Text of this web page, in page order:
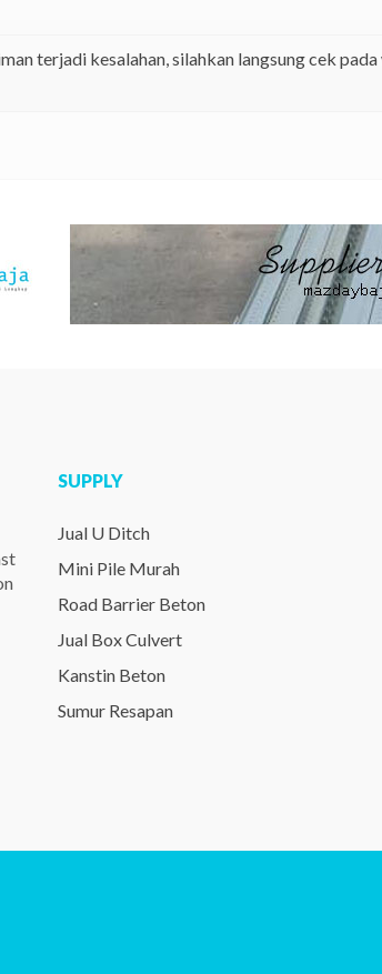
terjadi kesalahan, silahkan langsung cek
SUPPLY
Jual U Ditch
Mini Pile Murah
Road Barrier Beton
Jual Box Culvert
Kanstin Beton
Sumur Resapan